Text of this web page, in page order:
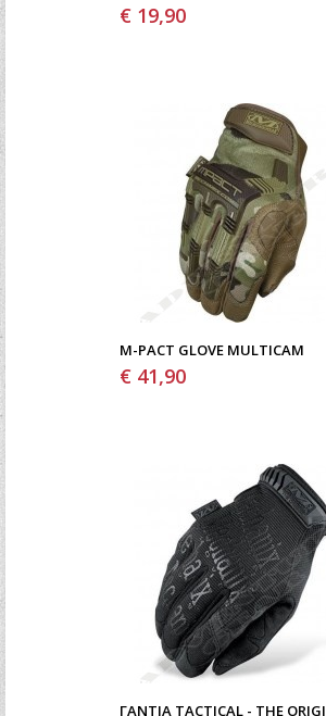
€ 19,90
M-PACT GLOVE MULTICAM
€ 41,90
ΓΆΝΤΙΑ TACTICAL - THE